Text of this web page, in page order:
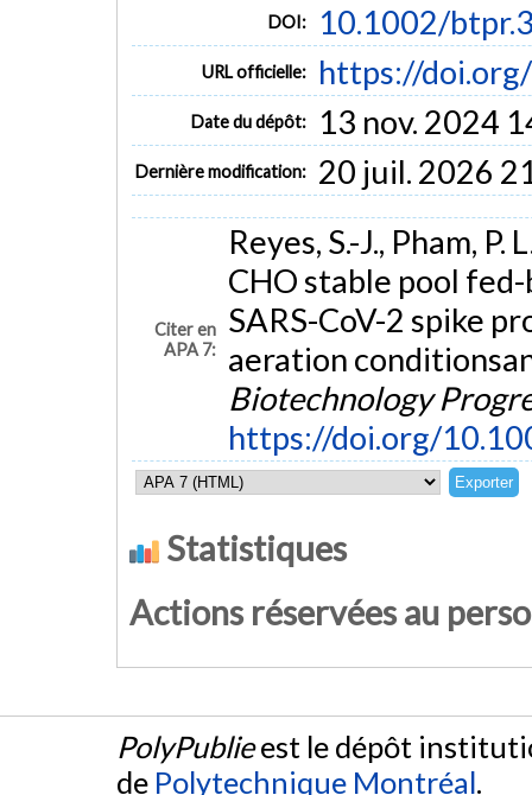
DOI: 10.1002/
URL officielle: https://
Date du dépôt: 13 nov. 2024
Dernière modification: 20 juil. 2026
Citer en
APA 7:
Reyes, S.-J., Pham,
CHO stable pool
SARS-CoV-2 spike
aeration
Biotechnology
https://doi.org/
Statistiques
Actions réservées au
PolyPublieest le dépôt
de Polytechnique Montréal.